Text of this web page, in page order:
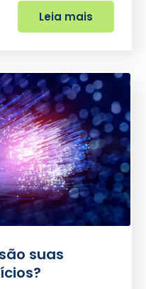
Leia mais
suas